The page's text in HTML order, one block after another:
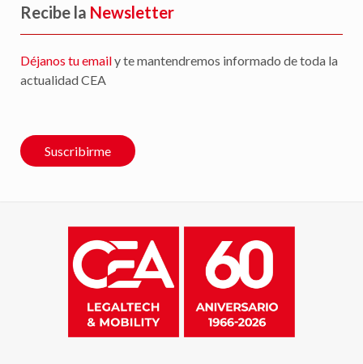
Recibe la Newsletter
Déjanos tu emaily te mantendremos informado de toda la
actualidad CEA
Suscribirme